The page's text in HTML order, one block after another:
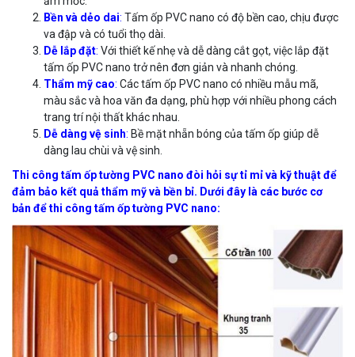
Bền và dẻo dai: Tấm ốp PVC nano có độ bền cao, chịu được
va đập và có tuổi thọ dài.
Dễ lắp đặt: Với thiết kế nhẹ và dễ dàng cắt gọt, việc lắp đặt
tấm ốp PVC nano trở nên đơn giản và nhanh chóng.
Thẩm mỹ cao: Các tấm ốp PVC nano có nhiều mẫu mã,
màu sắc và hoa văn đa dạng, phù hợp với nhiều phong cách
trang trí nội thất khác nhau.
Dễ dàng vệ sinh: Bề mặt nhẵn bóng của tấm ốp giúp dễ
dàng lau chùi và vệ sinh.
Thi công tấm ốp tường PVC nano đòi hỏi sự tỉ mỉ và kỹ thuật để
đảm bảo kết quả thẩm mỹ và bền bỉ. Dưới đây là các bước cơ
bản để thi công tấm ốp tường PVC nano: